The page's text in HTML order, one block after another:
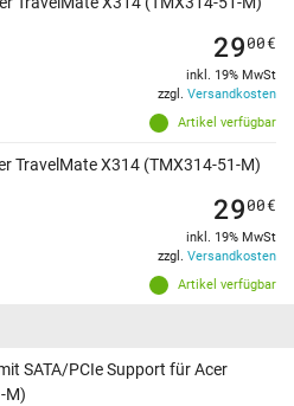
Artikel verfügbar
2900€
inkl. 19% MwSt
zzgl. Versandkosten
TravelMate X314 (TMX314-51-M)
Artikel verfügbar
2900€
inkl. 19% MwSt
zzgl. Versandkosten
SATA/PCIe Support für Acer
M)